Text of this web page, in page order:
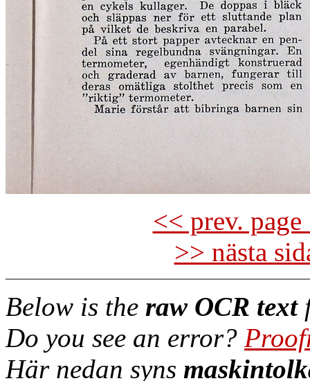
<< prev.
>> nästa
Below is the raw OCR text
Do you see an error?
Här nedan syns